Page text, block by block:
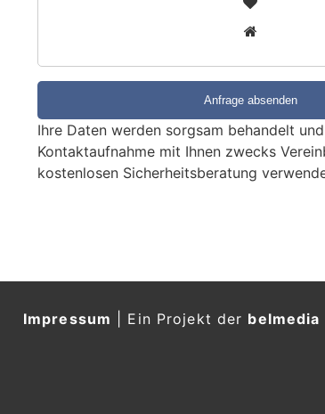
e
i
n
M
Ihre Daten werden sorgsam behandelt
Kontaktaufnahme mit Ihnen zwecks
kostenlosen Sicherheitsberatung
Impressum Ein Projekt der belmedia